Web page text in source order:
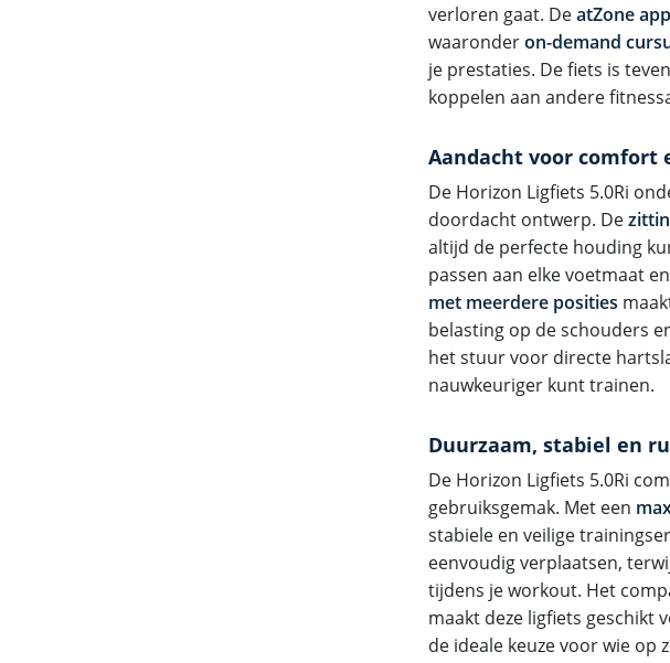
verloren gaat. DeatZone app
waaronderon-demand
je prestaties. De fiets is
koppelen aan andere
Aandacht voor comfort
De Horizon Ligfiets 5.0Ri
doordacht ontwerp. De
altijd de perfecte houding
passen aan elke voetmaat
met meerdere posities
belasting op de schouders
het stuur voor directe
nauwkeuriger kunt trainen.
Duurzaam, stabiel en
De Horizon Ligfiets 5.0Ri
gebruiksgemak. Met een
stabiele en veilige
eenvoudig verplaatsen,
tijdens je workout. Het
maakt deze ligfiets geschikt
de ideale keuze voor wie op